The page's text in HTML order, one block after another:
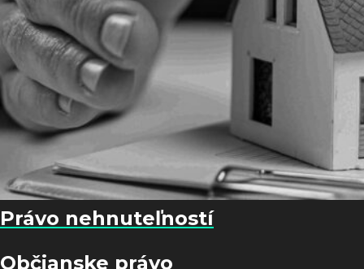
Právo nehnuteľností
Občianske právo